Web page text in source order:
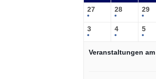
27 28 29
3 4 5
Veranstaltungen am